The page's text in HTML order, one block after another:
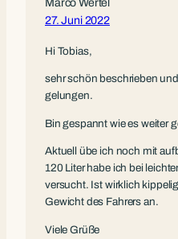
Marco Wertel
27. Juni 2022
Hi Tobias,
sehr schön beschrieben
gelungen.
Bin gespannt wie es weiter
Aktuell übe ich noch mit
120 Liter habe ich bei
versucht. Ist wirklich
Gewicht des Fahrers an.
Viele Grüße